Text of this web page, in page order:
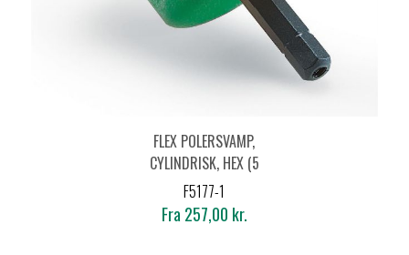
FLEX POLERSVAMP,
CYLINDRISK, HEX (5
STK.)
F5177-1
Fra 257,00 kr.